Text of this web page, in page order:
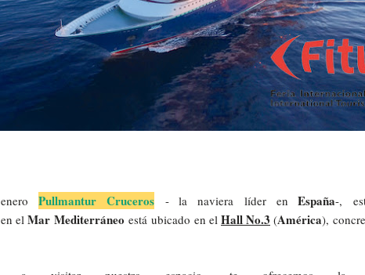
enero Pullmantur Cruceros - lanaviera líderenEspaña-,
en el Mar Mediterráneo está ubicado en el Hall No.3 (América),